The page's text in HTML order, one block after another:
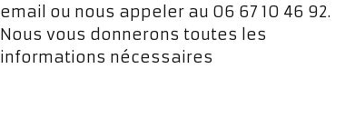
email ou nous appeler au 06 67 10 46 92.
Nous vous donnerons toutes les
informations nécessaires